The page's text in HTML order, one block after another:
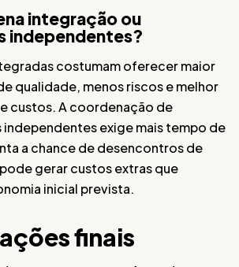
integração ou
independentes?
costumam oferecer maior
qualidade, menos riscos e melhor
custos. A coordenação de
exige mais tempo de
a chance de desencontros de
gerar custos extras que
inicial prevista.
finais